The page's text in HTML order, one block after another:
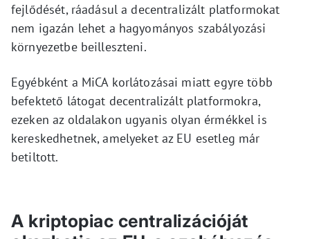
fejlődését, ráadásul a decentralizált platformokat
nem igazán lehet a hagyományos szabályozási
környezetbe beilleszteni.
Egyébként a MiCA korlátozásai miatt egyre több
befektető látogat decentralizált platformokra,
ezeken az oldalakon ugyanis olyan érmékkel is
kereskedhetnek, amelyeket az EU esetleg már
betiltott.
A kriptopiac centralizációját